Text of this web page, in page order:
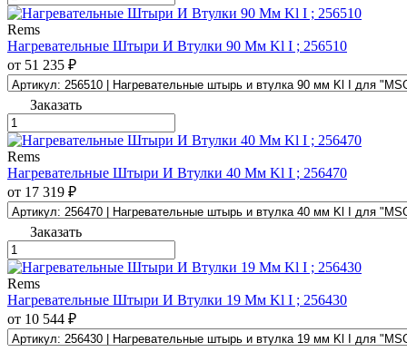
Rems
Нагревательные Штыри И Втулки 90 Мм Kl I ; 256510
от 51 235 ₽
Заказать
Rems
Нагревательные Штыри И Втулки 40 Мм Kl I ; 256470
от 17 319 ₽
Заказать
Rems
Нагревательные Штыри И Втулки 19 Мм Kl I ; 256430
от 10 544 ₽